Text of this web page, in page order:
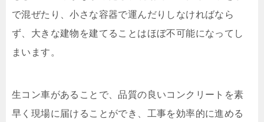
で混ぜたり、小さな容器で運んだりしなければなら
ず、大きな建物を建てることはほぼ不可能になってし
まいます。
生コン車があることで、品質の良いコンクリートを素
早く現場に届けることができ、工事を効率的に進める